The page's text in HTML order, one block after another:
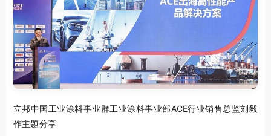
立邦中国工业涂料事业群工业涂料事业部ACE行业销售总监刘毅
作主题分享